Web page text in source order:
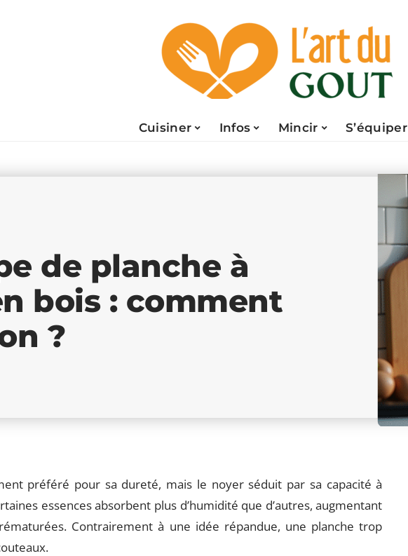
Cuisiner Infos Mincir S’équiper
de planche à
bois : comment
?
préféré pour sa dureté, mais le noyer séduit par sa capacité à
essences absorbent plus d’humidité que d’autres, augmentant
Contrairement à une idée répandue, une planche trop